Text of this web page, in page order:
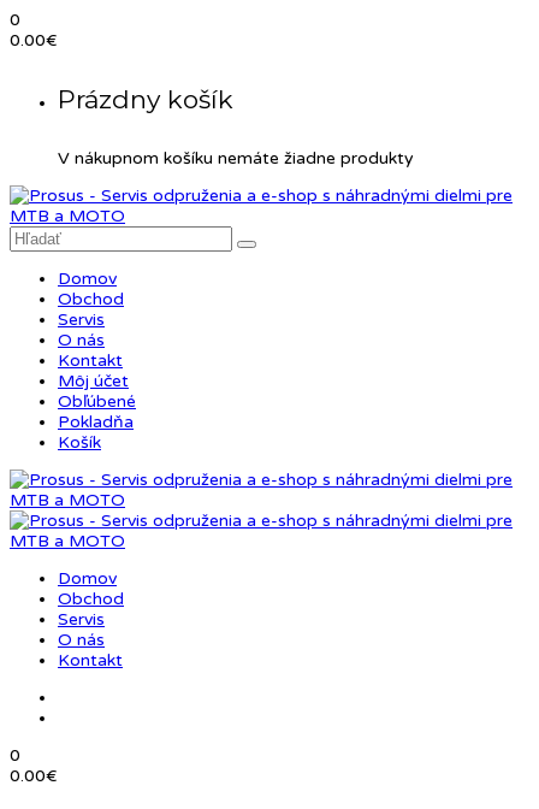
0
0.00€
Prázdny košík
V nákupnom košíku nemáte žiadne produkty
Domov
Obchod
Servis
O nás
Kontakt
Môj účet
Obľúbené
Pokladňa
Košík
Domov
Obchod
Servis
O nás
Kontakt
0
0.00€